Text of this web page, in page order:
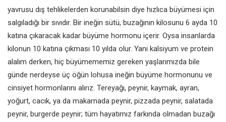
yavrusu dış tehlikelerden korunabilsin diye hızlıca büyümesi için
salgıladığı bir sıvıdır. Bir ineğin sütü, buzağının kilosunu 6 ayda 10
katına çıkaracak kadar büyüme hormonu içerir. Oysa insanlarda
kilonun 10 katına çıkması 10 yılda olur. Yani kalsiyum ve protein
alalım derken, hiç büyümememiz gereken yaşlarımızda bile
günde nerdeyse üç öğün lohusa ineğin büyüme hormonunu ve
cinsiyet hormonlarını alırız. Tereyağı, peynir, kaymak, ayran,
yoğurt, cacık, ya da makarnada peynir, pizzada peynir, salatada
peynir, burgerde peynir; tüm hayatımız farkında olmadan buzağı